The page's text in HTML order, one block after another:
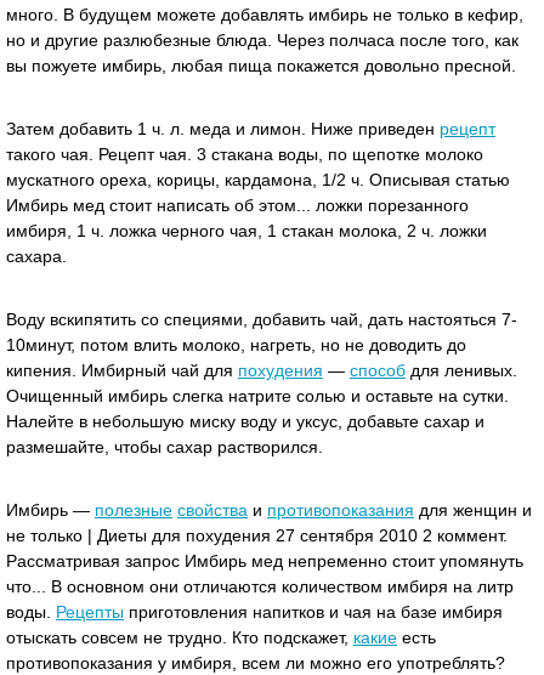
много. В будущем можете добавлять имбирь не только в кефир,
но и другие разлюбезные блюда. Через полчаса после того, как
вы пожуете имбирь, любая пища покажется довольно пресной.
Затем добавить 1 ч. л. меда и лимон. Ниже приведен рецепт
такого чая. Рецепт чая. 3 стакана воды, по щепотке молоко
мускатного ореха, корицы, кардамона, 1/2 ч. Описывая статью
Имбирь мед стоит написать об этом... ложки порезанного
имбиря, 1 ч. ложка черного чая, 1 стакан молока, 2 ч. ложки
сахара.
Воду вскипятить со специями, добавить чай, дать настояться 7-
10минут, потом влить молоко, нагреть, но не доводить до
кипения. Имбирный чай для похудения — способ для ленивых.
Очищенный имбирь слегка натрите солью и оставьте на сутки.
Налейте в небольшую миску воду и уксус, добавьте сахар и
размешайте, чтобы сахар растворился.
Имбирь — полезные свойства и противопоказания для женщин и
не только | Диеты для похудения 27 сентября 2010 2 коммент.
Рассматривая запрос Имбирь мед непременно стоит упомянуть
что... В основном они отличаются количеством имбиря на литр
воды. Рецепты приготовления напитков и чая на базе имбиря
отыскать совсем не трудно. Кто подскажет, какие есть
противопоказания у имбиря, всем ли можно его употреблять?